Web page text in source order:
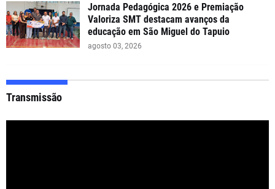
Jornada Pedagógica 2026 e Premiação
Valoriza SMT destacam avanços da
educação em São Miguel do Tapuio
agosto 03, 2026
Transmissão